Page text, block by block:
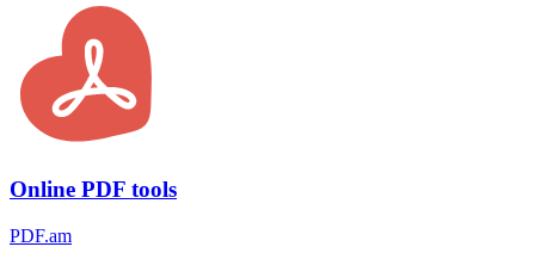
Online PDF tools
PDF.am